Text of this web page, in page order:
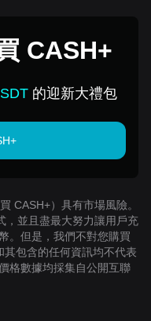
CASH+
的迎新大禮包
CASH+）具有市場風險。
，並且盡最大努力讓用戶充
。但是，我們不對您購買
包含的任何資訊均不代表
格數據均採集自公開互聯